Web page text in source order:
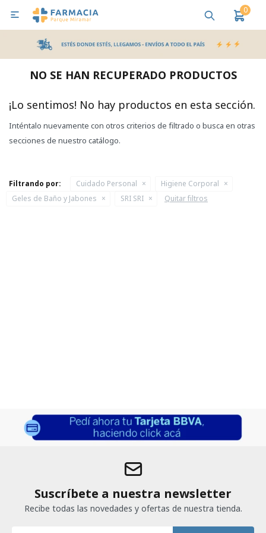
0

NO SE HAN RECUPERADO PRODUCTOS
¡Lo sentimos! No hay productos en esta sección.
Inténtalo nuevamente con otros criterios de filtrado o busca en otras
secciones de nuestro catálogo.
Filtrando por: Cuidado Personal
Higiene Corporal
Geles de Baño y Jabones
SRI SRI Quitar filtros
Suscríbete a nuestra newsletter
Recibe todas las novedades y ofertas de nuestra tienda.
MI CUENTA
Bebes y Maternidad Salud
Pañales y Toallitas
Lactancia y Nutrición
Higiene y Bienestar